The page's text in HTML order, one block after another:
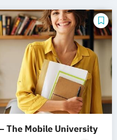
(DE/EN)
The Mobile University